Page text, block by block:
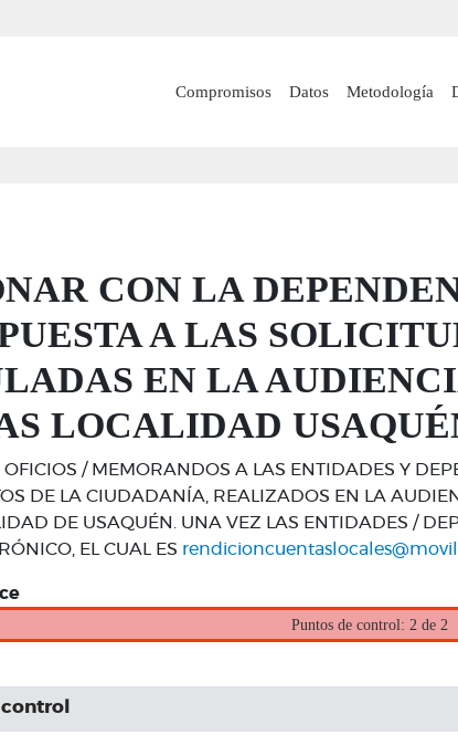
Main navigation
Compromisos Datos Metodología
CON LA
A LAS
EN LA
LOCALIDAD
OFICIOS / MEMORANDOS A LAS ENTIDADES Y
DE LA CIUDADANÍA, REALIZADOS EN LA
DE USAQUÉN. UNA VEZ LAS ENTIDADES /
EL CUAL ES
Puntos de control: 2 de 2